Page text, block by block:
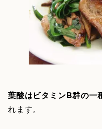
葉酸はビタミンB群の一
れます。